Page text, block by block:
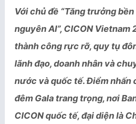
Với chủ đề “Tăng trưởng
nguyên AI”, CICON Vietnam
thành công rực rỡ, quy tụ
lãnh đạo, doanh nhân và
nước và quốc tế. Điểm nhấn
đêm Gala trang trọng, nơi
CICON quốc tế, đại diện là